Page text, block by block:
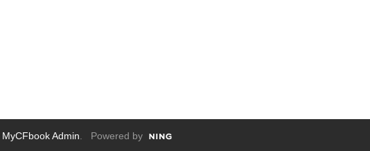
MyCFbook Admin . Powered by